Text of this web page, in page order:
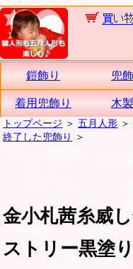
鎧飾り 兜
着用兜飾り 木
トップページ ＞五月人形 ＞
終了した兜飾り
＞
金小札茜糸威
ストリー黒塗